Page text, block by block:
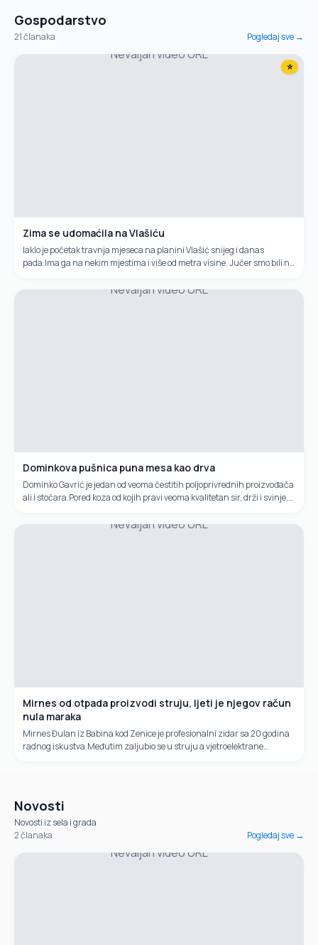
Gospodarstvo
21članaka Pogledaj sve →
Nevaljan video URL
⭐
Zima se udomaćila na Vlašiću
Iaklo je početak travnja mjeseca na planini Vlašić snijeg i danas
pada.Ima ga na nekim mjestima i više od metra visine. Jučer smo bili na
Nevaljan video URL
Dominkova pušnica puna mesa kao drva
Dominko Gavrić je jedan od veoma čestitih poljoprivrednih proizvođača
ali i stočara.Pored koza od kojih pravi veoma kvalitetan sir, drži i svinje,
prodao je za sedam dana. Da je imao još pet tona, kaže, sve bi prodao.
Nevaljan video URL
Mirnes od otpada proizvodi struju, ljeti je njegov račun
nula maraka
Mirnes Đulan iz Babina kod Zenice je profesionalni zidar sa 20 godina
radnog iskustva.Međutim zaljubio se u struju a vjetroelektrane
Novosti
Novosti iz sela i grada
2članaka Pogledaj sve →
Nevaljan video URL